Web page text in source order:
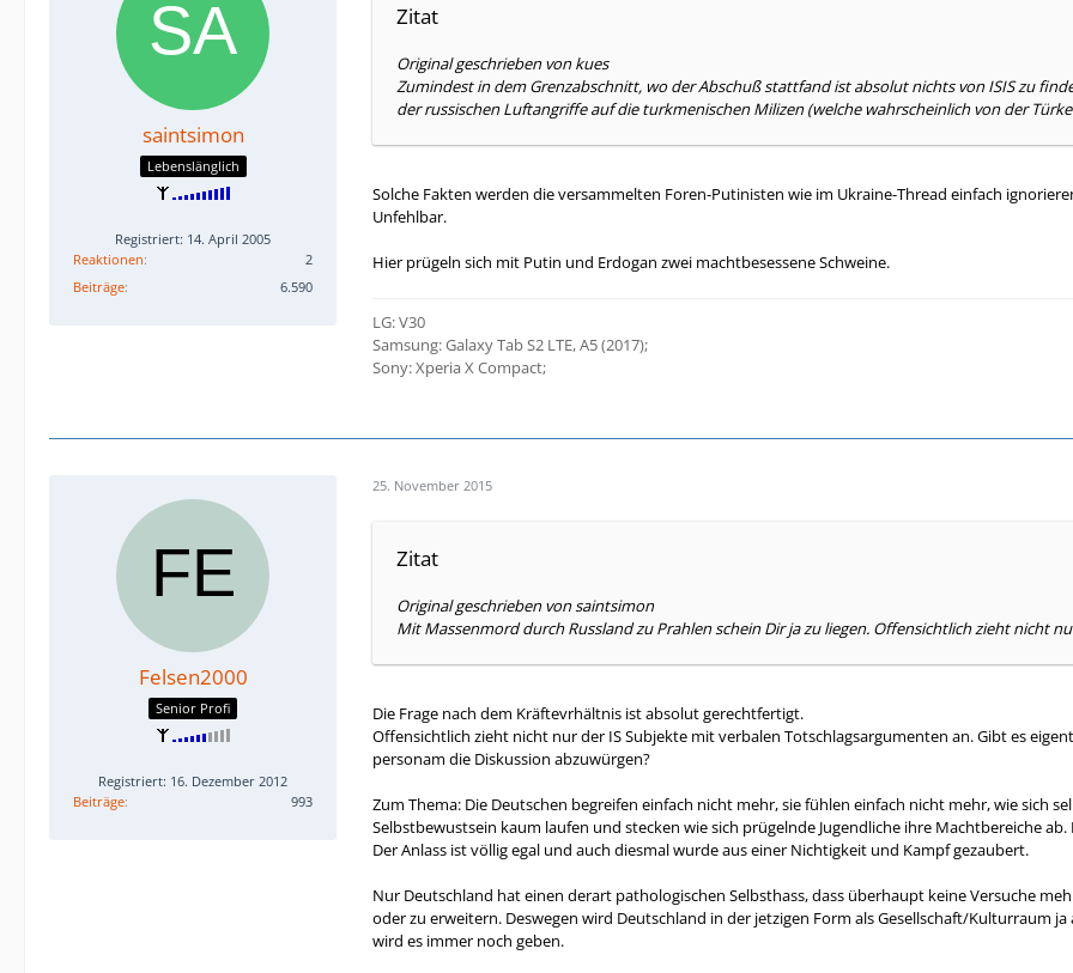
saintsimon
Lebenslänglich
Registriert: 14. April 2005
Reaktionen
2
Beiträge
6.590
Zitat
Original geschrieben von kues
Zumindest in dem Grenzabschnitt, wo der Abschuß stattfand ist absolut nichts von ISIS zu
der russischen Luftangriffe auf die turkmenischen Milizen (welche wahrscheinlich von der
Solche Fakten werden die versammelten Foren-Putinisten wie im Ukraine-Thread einfach
Unfehlbar.
Hier prügeln sich mit Putin und Erdogan zwei machtbesessene Schweine.
LG: V30
Samsung: Galaxy Tab S2 LTE, A5 (2017);
Sony: Xperia X Compact;
Felsen2000
Senior Profi
Registriert: 16. Dezember 2012
Beiträge
993
25. November 2015
Zitat
Original geschrieben von saintsimon
Mit Massenmord durch Russland zu Prahlen schein Dir ja zu liegen. Offensichtlich zieht nicht
Die Frage nach dem Kräftevrhältnis ist absolut gerechtfertigt.
Offensichtlich zieht nicht nur der IS Subjekte mit verbalen Totschlagsargumenten an. Gibt es
personam die Diskussion abzuwürgen?
Zum Thema: Die Deutschen begreifen einfach nicht mehr, sie fühlen einfach nicht mehr, wie sich
Selbstbewustsein kaum laufen und stecken wie sich prügelnde Jugendliche ihre Machtbereiche
Der Anlass ist völlig egal und auch diesmal wurde aus einer Nichtigkeit und Kampf gezaubert.
Nur Deutschland hat einen derart pathologischen Selbsthass, dass überhaupt keine Versuche
oder zu erweitern. Deswegen wird Deutschland in der jetzigen Form als Gesellschaft/Kulturraum
wird es immer noch geben.